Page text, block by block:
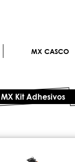
MX CASCO
MX Kit Adhesivos